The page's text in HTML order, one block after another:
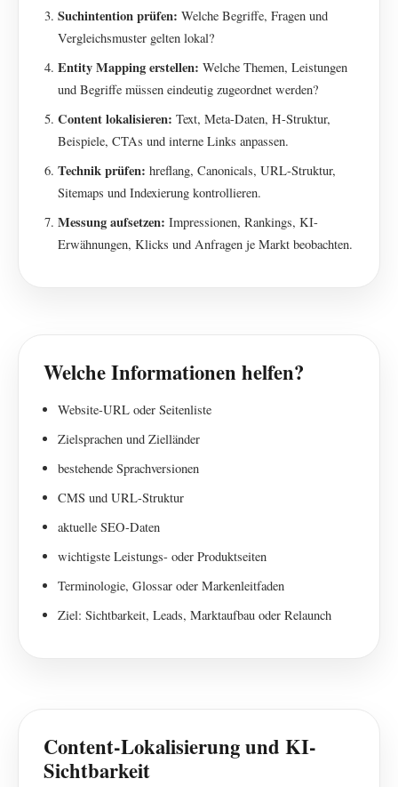
Suchintention prüfen: Welche Begriffe, Fragen und
Vergleichsmuster gelten lokal?
Entity Mapping erstellen: Welche Themen, Leistungen
und Begriffe müssen eindeutig zugeordnet werden?
Content lokalisieren: Text, Meta-Daten, H-Struktur,
Beispiele, CTAs und interne Links anpassen.
Technik prüfen: hreflang, Canonicals, URL-Struktur,
Sitemaps und Indexierung kontrollieren.
Messung aufsetzen: Impressionen, Rankings, KI-
Erwähnungen, Klicks und Anfragen je Markt beobachten.
Welche Informationen helfen?
Website-URL oder Seitenliste
Zielsprachen und Zielländer
bestehende Sprachversionen
CMS und URL-Struktur
aktuelle SEO-Daten
wichtigste Leistungs- oder Produktseiten
Terminologie, Glossar oder Markenleitfaden
Ziel: Sichtbarkeit, Leads, Marktaufbau oder Relaunch
Content-Lokalisierung und KI-
Sichtbarkeit